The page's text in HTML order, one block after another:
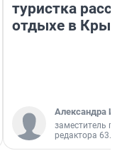
туристка
отдыхе в
Александра
заместитель
редактора 63.RU